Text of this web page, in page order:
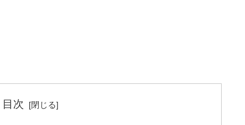
目次